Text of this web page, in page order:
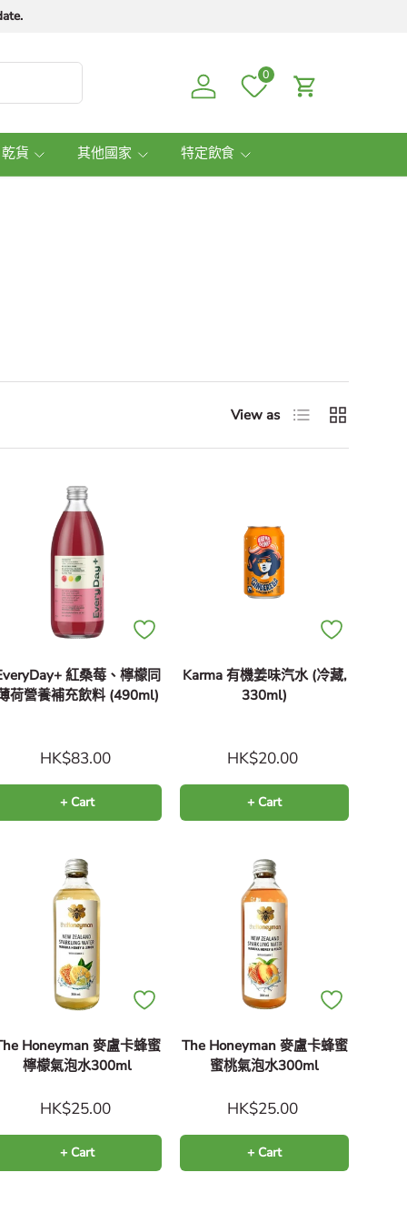
Log in
0
Cart
貨 其他國家 特定飲食
View as List Grid
紅桑莓、檸檬同
荷營養補充飲料 (490ml)
HK$83.00
+ Cart
Karma 有機姜味汽水 (冷藏,
330ml)
HK$20.00
+ Cart
Honeyman 麥盧卡蜂蜜
檸檬氣泡水300ml
HK$25.00
+ Cart
The Honeyman 麥盧卡蜂蜜
蜜桃氣泡水300ml
HK$25.00
+ Cart